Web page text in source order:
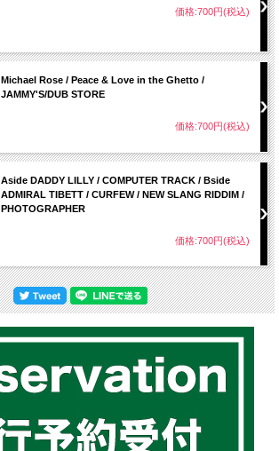
価格:700円(税込)
Michael Rose / Peace & Love in the Ghetto /
JAMMY'S/DUB STORE
価格:700円(税込)
Aside DADDY LILLY / COMPUTER TRACK / Bside
ADMIRAL TIBETT / CURFEW / NEW SLANG RIDDIM /
PHOTOGRAPHER
価格:700円(税込)